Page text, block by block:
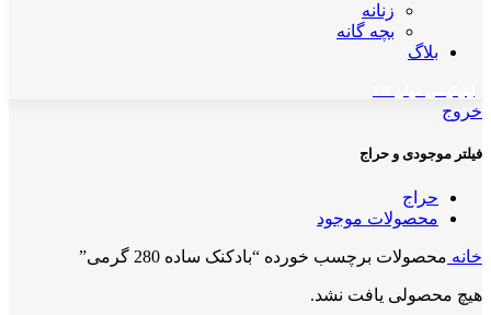
زنانه
بچه گانه
بلاگ
خروج
فیلتر موجودی و حراج
حراج
محصولات موجود
خانه محصولات برچسب خورده “بادکنک ساده 280 گرمی”
هیچ محصولی یافت نشد.